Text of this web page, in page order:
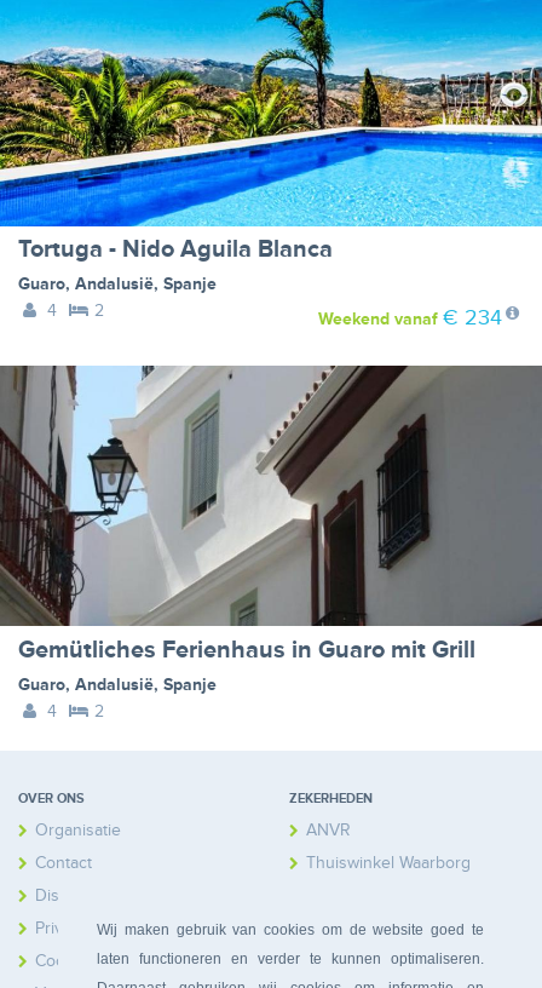
Wij maken gebruik van cookies om de website goed te
laten functioneren en verder te kunnen optimaliseren.
Tortuga - Nido Aguila Blanca
Guaro, Andalusië, Spanje
4
2 Weekendvanaf € 234
Gemütliches Ferienhaus in Guaro mit Grill
Guaro, Andalusië, Spanje
4
2
OVER ONS
Organisatie
Contact
Disclaimer
Privacy
Cookies
ZEKERHEDEN
ANVR
Thuiswinkel Waarborg